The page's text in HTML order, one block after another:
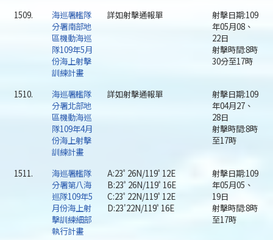
1509.
海巡署艦隊
分署南部地
區機動海巡
隊109年5月
份海上射擊
訓練計畫
詳如射擊通報單
射擊日期:109
年05月08、
22日
射擊時間:8時
30分至17時
1510.
海巡署艦隊
分署北部地
區機動海巡
隊109年4月
份海上射擊
訓練計畫
詳如射擊通報單
射擊日期:109
年04月27、
28日
射擊時間:8時
至17時
1511.
海巡署艦隊
分署第八海
巡隊109年5
月份海上射
擊訓練細部
執行計畫
A:23ﾟ26N/119ﾟ12E
B:23ﾟ26N/119ﾟ16E
C:23ﾟ22N/119ﾟ12E
D:23'22N/119ﾟ16E
射擊日期:109
年05月05、
19日
射擊時間:8時
至17時